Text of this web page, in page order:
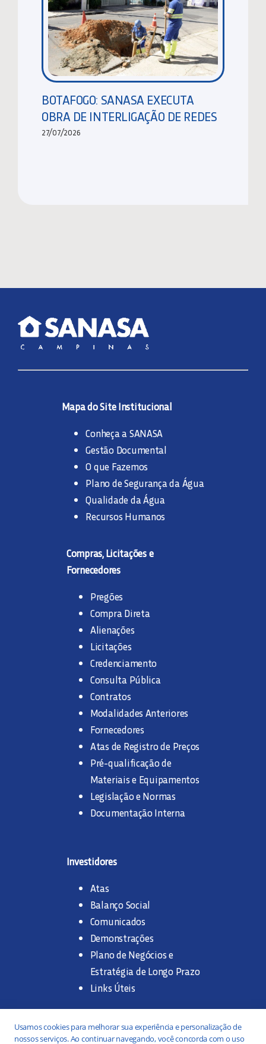
BOTAFOGO: SANASA EXECUTA
OBRA DE INTERLIGAÇÃO DE REDES
27/07/2026
Mapa do Site Institucional
Conheça a SANASA
Gestão Documental
O que Fazemos
Plano de Segurança da Água
Qualidade da Água
Recursos Humanos
Compras, Licitações e
Fornecedores
Pregões
Compra Direta
Alienações
Licitações
Credenciamento
Consulta Pública
Contratos
Modalidades Anteriores
Fornecedores
Atas de Registro de Preços
Pré-qualificação de
Materiais e Equipamentos
Legislação e Normas
Documentação Interna
Investidores
Atas
Balanço Social
Comunicados
Demonstrações
Plano de Negócios e
Estratégia de Longo Prazo
Links Úteis
Trabalhe na SANASA
Usamos cookies para melhorar sua experiência e personalização de
nossos serviços. Ao continuar navegando, você concorda com o uso